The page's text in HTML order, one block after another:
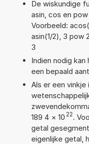
De wiskundige
asin, cos en
Voorbeeld:
asin(1/2), 3 pow
3
Indien nodig
een bepaald
Als er een
189 4 × 10 22.
getal
eigenlijke getal,